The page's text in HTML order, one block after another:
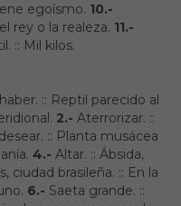
egoísmo. 10.-
rey o la realeza. 11.-
:: Mil kilos.
:: Reptil parecido al
2.- Aterrorizar. ::
:: Planta musácea
4.- Altar. :: Ábsida,
ciudad brasileña. :: En la
6.- Saeta grande. ::